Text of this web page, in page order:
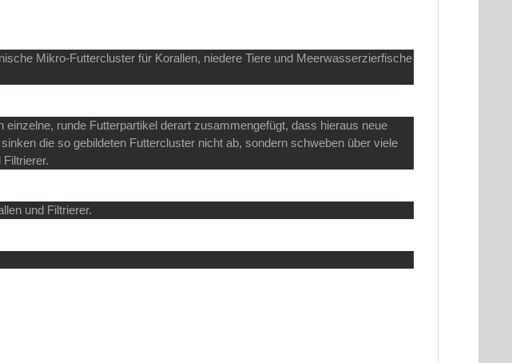
Mikro-Futtercluster für Korallen, niedere Tiere und Meerwasserzierfische
runde Futterpartikel derart zusammengefügt, dass hieraus neue
die so gebildeten Futtercluster nicht ab, sondern schweben über viele
und Filtrierer.